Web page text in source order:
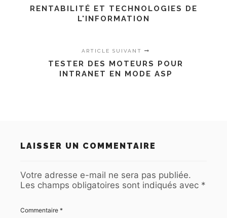
RENTABILITÉ ET TECHNOLOGIES DE
L'INFORMATION
ARTICLE SUIVANT
TESTER DES MOTEURS POUR
INTRANET EN MODE ASP
LAISSER UN COMMENTAIRE
Votre adresse e-mail ne sera pas publiée.
Les champs obligatoires sont indiqués avec *
Commentaire *